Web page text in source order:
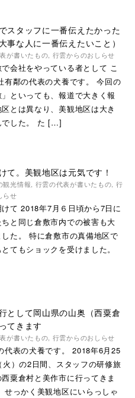
スタッフに一番伝えたかった
事な人に一番伝えたいこと）
が書いたもの 行雲からのおしらせ
会社をやっている者として こ
有鄰の代表の犬養です。 今回の
といっても、報道で大きく報
とは異なり、美観地区は大き
でした。 た […]
て。美観地区は元気です！
観光情報 行雲の代表が書いたもの 行
らせ
て 2018年7月６日頃から7日に
と同じ倉敷市内での被害も大
た。 特に倉敷市の真備地区で
てもショックを受けました。
として岡山県の山奥（西粟倉
てきます
が書いたもの 行雲からのおしらせ
代表の犬養です。 2018年6月25
火）の2日間、スタッフの研修旅
粟倉村と美作市に行ってきま
せっかく美観地区にいらっしゃ